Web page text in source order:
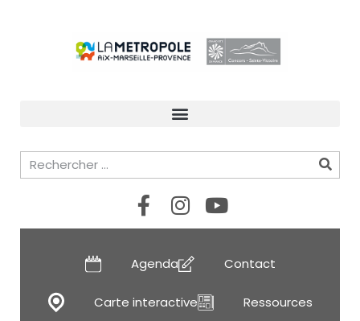
Agenda Contact
Carte interactive Ressources